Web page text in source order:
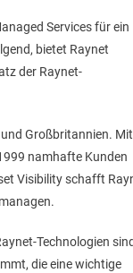
Services für ein
bietet Raynet
der Raynet-
Großbritannien. Mit
namhafte Kunden
Visibility schafft
Technologien sind
die eine wichtige